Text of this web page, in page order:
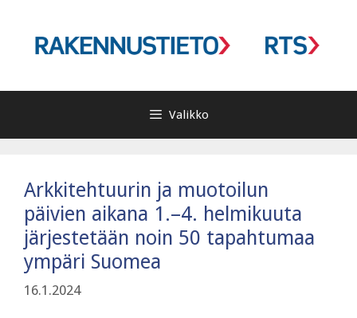
Valikko
Arkkitehtuurin ja muotoilun
päivien aikana 1.–4. helmikuuta
järjestetään noin 50 tapahtumaa
ympäri Suomea
16.1.2024